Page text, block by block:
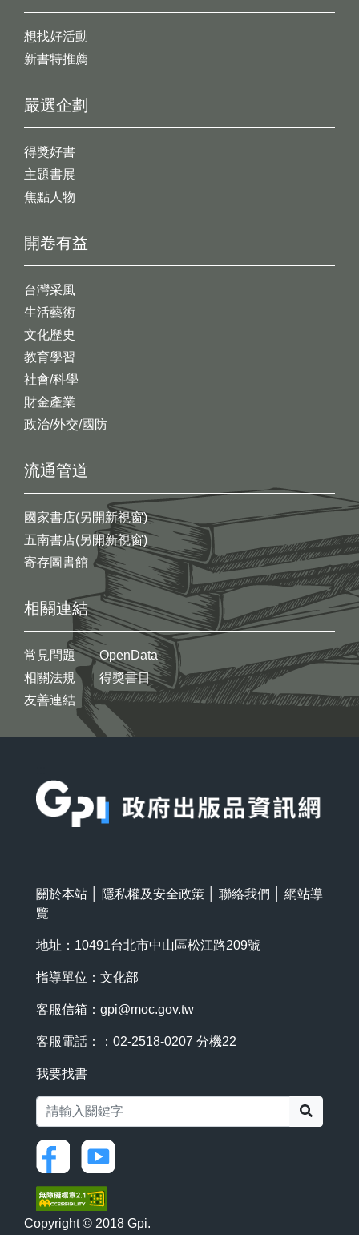
想找好活動
新書特推薦
開卷有益
台灣采風
生活藝術
文化歷史
教育學習
社會/科學
財金產業
政治/外交/國防
嚴選企劃
得獎好書
主題書展
焦點人物
流通管道
國家書店(另開新視窗)
五南書店(另開新視窗)
寄存圖書館
相關連結
常見問題
相關法規
友善連結
OpenData
得獎書目
關於本站 隱私權及安全政策 聯絡我們
網站導
覽
地址：10491台北市中山區松江路209號
指導單位：文化部
客服信箱： gpi@moc.gov.tw
客服電話：：02-2518-0207 分機22
我要找書
Copyright © 2018 Gpi.